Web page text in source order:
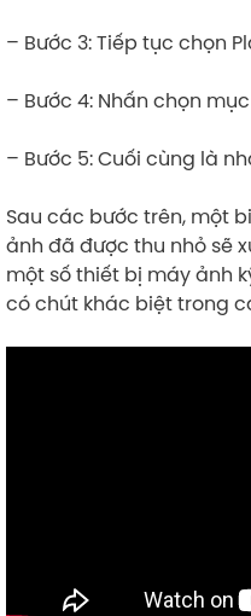
– Bước 3: Tiếp tục chọn
– Bước 4: Nhấn chọn
– Bước 5: Cuối cùng là
Sau các bước trên, một
ảnh đã được thu nhỏ sẽ
một số thiết bị máy ảnh
có chút khác biệt trong